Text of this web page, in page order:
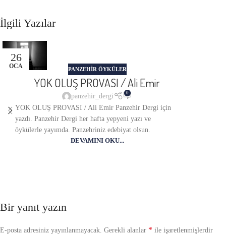
İlgili Yazılar
26
OCA PANZEHIR ÖYKÜLER
YOK OLUŞ PROVASI / Ali Emir
panzehir_dergi 0
YOK OLUŞ PROVASI / Ali Emir Panzehir Dergi için
yazdı. Panzehir Dergi her hafta yepyeni yazı ve
öykülerle yayımda. Panzehriniz edebiyat olsun.
DEVAMINI OKU...
Bir yanıt yazın
E-posta adresiniz yayınlanmayacak. Gerekli alanlar * ile işaretlenmişlerdir